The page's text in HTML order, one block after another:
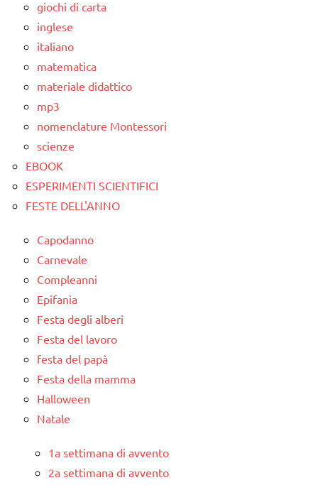
giochi di carta
inglese
italiano
matematica
materiale didattico
mp3
nomenclature Montessori
scienze
EBOOK
ESPERIMENTI SCIENTIFICI
FESTE DELL'ANNO
Capodanno
Carnevale
Compleanni
Epifania
Festa degli alberi
Festa del lavoro
festa del papà
Festa della mamma
Halloween
Natale
1a settimana di avvento
2a settimana di avvento